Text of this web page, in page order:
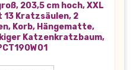
203,5 cm hoch, XXL
13 Kratzsäulen, 2
Korb, Hängematte,
Katzenkratzbaum,